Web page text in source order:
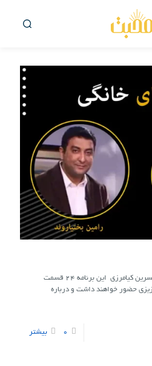
همراه با: رامین بختیاروند و نسرین کیامرزی این برنامه ۲۴ قسمت
حضور خواهند داشت و درباره
0 بیشتر